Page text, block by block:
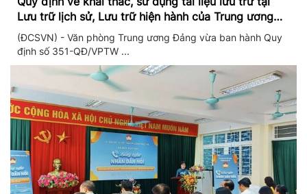
Lưu trữ lịch sử, Lưu trữ hiện hành của Trung ương
Đảng và Văn phòng Trung ương Đảng
(ĐCSVN) - Văn phòng Trung ương Đảng vừa ban hành Quy
định số 351-QĐ/VPTW ...